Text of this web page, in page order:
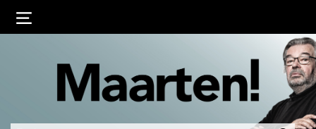
Ingelogd blijven